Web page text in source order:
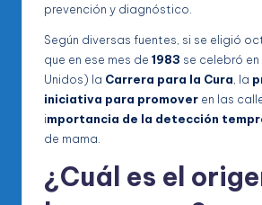
prevención y diagnóstico.
Según diversas fuentes, si se eligió
que en ese mes de 1983 se celebró en
Unidos) la Carrera para la Cura , la
iniciativa para promover en las
importancia de la detección
de mama.
¿Cuál es el